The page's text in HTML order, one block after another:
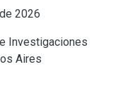
2026
Investigaciones
Aires